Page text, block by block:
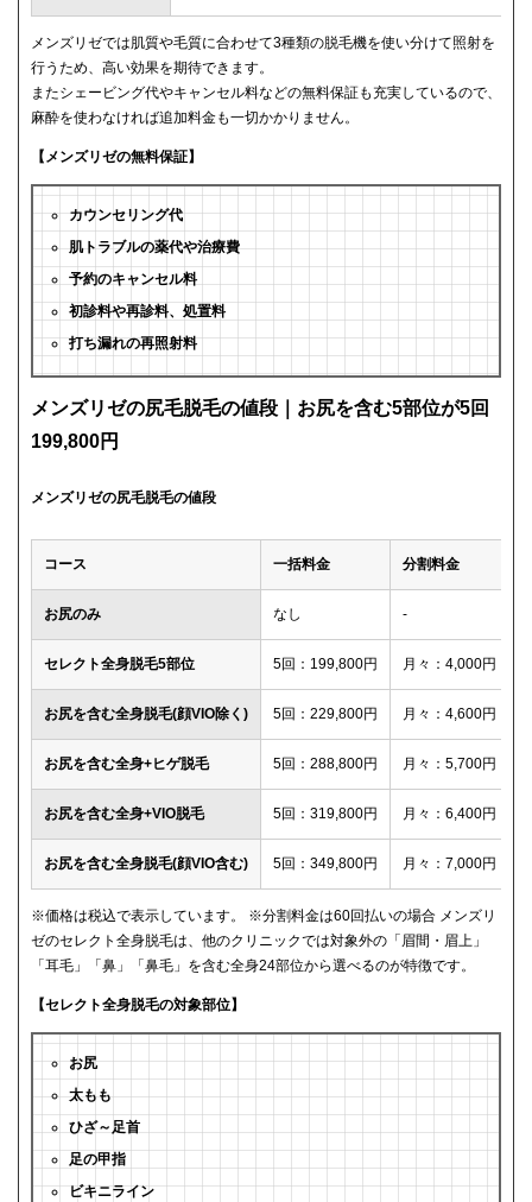
メンズリゼでは肌質や毛質に合わせて3種類の脱毛機を使い分けて照射を
行うため、高い効果を期待できます。
またシェービング代やキャンセル料などの無料保証も充実しているので、
麻酔を使わなければ追加料金も一切かかりません。
【メンズリゼの無料保証】
カウンセリング代
肌トラブルの薬代や治療費
予約のキャンセル料
初診料や再診料、処置料
打ち漏れの再照射料
メンズリゼの尻毛脱毛の値段｜お尻を含む5部位が5回
199,800円
メンズリゼの尻毛脱毛の値段
コース 一括料金 分割料金
お尻のみ なし -
セレクト全身脱毛5部位 5回：199,800円 月々：4,000円
お尻を含む全身脱毛(顔VIO除く) 5回：229,800円 月々：4,600円
お尻を含む全身+ヒゲ脱毛 5回：288,800円 月々：5,700円
お尻を含む全身+VIO脱毛 5回：319,800円 月々：6,400円
お尻を含む全身脱毛(顔VIO含む) 5回：349,800円 月々：7,000円
※価格は税込で表示しています。 ※分割料金は60回払いの場合 メンズリ
ゼのセレクト全身脱毛は、他のクリニックでは対象外の「眉間・眉上」
「耳毛」「鼻」「鼻毛」を含む全身24部位から選べるのが特徴です。
【セレクト全身脱毛の対象部位】
お尻
太もも
ひざ～足首
足の甲指
ビキニライン